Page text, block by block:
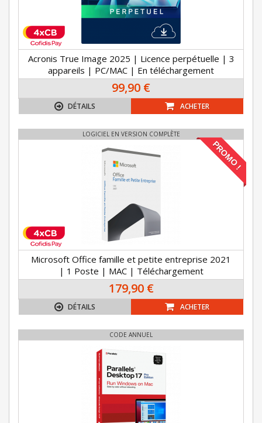
Acronis True Image 2025 | Licence perpétuelle | 3
appareils | PC/MAC | En téléchargement
99,90 €
DÉTAILS ACHETER
LOGICIEL EN VERSION COMPLÈTE
PROMO !
Microsoft Office famille et petite entreprise 2021
| 1 Poste | MAC | Téléchargement
179,90 €
DÉTAILS ACHETER
CODE ANNUEL